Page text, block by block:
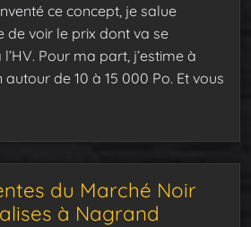
ce concept, je salue
de voir le prix dont va se
Pour ma part, j’estime à
de 10 à 15 000 Po. Et vous
du Marché Noir
à Nagrand